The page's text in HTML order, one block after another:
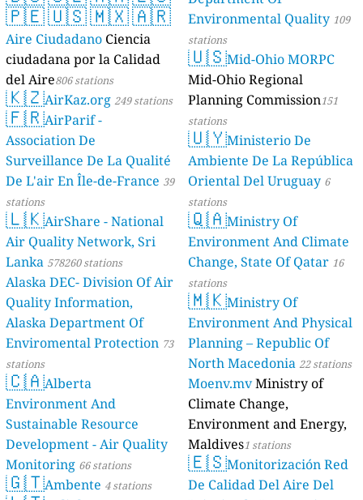
🇵🇪🇺🇸🇲🇽🇦🇷
Aire Ciudadano Ciencia
ciudadana por la Calidad
del Aire806 stations
🇰🇿AirKaz.org 249 stations
🇫🇷AirParif -
Association De
Surveillance De La Qualité
De L'air En Île-de-France 39
stations
🇱🇰AirShare - National
Air Quality Network, Sri
Lanka 578260 stations
Alaska DEC- Division Of Air
Quality Information,
Alaska Department Of
Enviromental Protection 73
stations
🇨🇦Alberta
Environment And
Sustainable Resource
Development - Air Quality
Monitoring 66 stations
🇬🇹Ambente 4 stations
Environmental Quality 109
stations
🇺🇸Mid-Ohio MORPC
Mid-Ohio Regional
Planning Commission151
stations
🇺🇾Ministerio De
Ambiente De La República
Oriental Del Uruguay 6
stations
🇶🇦Ministry Of
Environment And Climate
Change, State Of Qatar 16
stations
🇲🇰Ministry Of
Environment And Physical
Planning – Republic Of
North Macedonia 22 stations
Moenv.mvMinistry of
Climate Change,
Environment and Energy,
Maldives1 stations
🇪🇸Monitorización Red
De Calidad Del Aire Del